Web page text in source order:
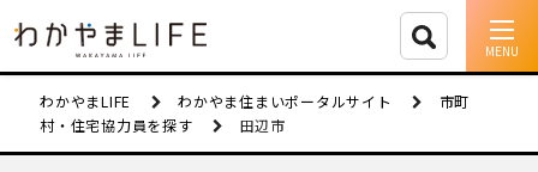
イベント情報
移住支援
わかやまLIFE わかやま住まいポータルサイト
市町
村・住宅協力員を探す
田辺市